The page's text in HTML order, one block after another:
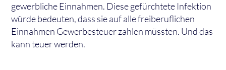
gewerbliche Einnahmen. Diese gefürchtete Infektion
würde bedeuten, dass sie auf alle freiberuflichen
Einnahmen Gewerbesteuer zahlen müssten. Und das
kann teuer werden.